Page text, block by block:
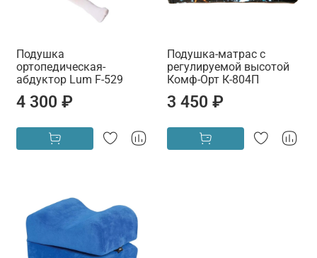
Подушка
ортопедическая-
абдуктор Lum F-529
4 300 ₽
Подушка-матрас с
регулируемой высотой
Комф-Орт К-804П
3 450 ₽